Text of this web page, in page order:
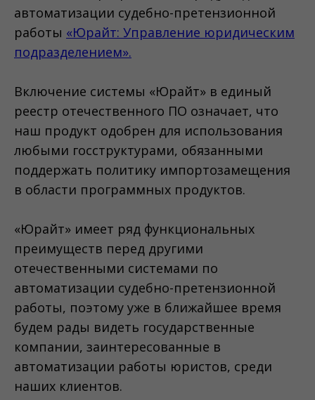
автоматизации судебно-претензионной
работы «Юрайт: Управление юридическим
подразделением».
Включение системы «Юрайт» в единый
реестр отечественного ПО означает, что
наш продукт одобрен для использования
любыми госструктурами, обязанными
поддержать политику импортозамещения
в области программных продуктов.
«Юрайт» имеет ряд функциональных
преимуществ перед другими
отечественными системами по
автоматизации судебно-претензионной
работы, поэтому уже в ближайшее время
будем рады видеть государственные
компании, заинтересованные в
автоматизации работы юристов, среди
наших клиентов.